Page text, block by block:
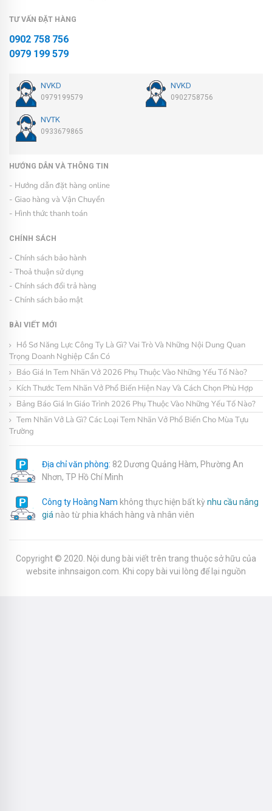
TƯ VẤN ĐẶT HÀNG
0902 758 756
0979 199 579
NVKD
0979199579
NVKD
0902758756
NVTK
0933679865
HƯỚNG DẪN VÀ THÔNG TIN
- Hướng dẫn đặt hàng online
- Giao hàng và Vận Chuyển
- Hình thức thanh toán
CHÍNH SÁCH
- Chính sách bảo hành
- Thoả thuận sử dụng
- Chính sách đổi trả hàng
- Chính sách bảo mật
BÀI VIẾT MỚI
Hồ Sơ Năng Lực Công Ty Là Gì? Vai Trò Và Những Nội Dung Quan
Trọng Doanh Nghiệp Cần Có
Báo Giá In Tem Nhãn Vở 2026 Phụ Thuộc Vào Những Yếu Tố Nào?
Kích Thước Tem Nhãn Vở Phổ Biến Hiện Nay Và Cách Chọn Phù Hợp
Bảng Báo Giá In Giáo Trình 2026 Phụ Thuộc Vào Những Yếu Tố Nào?
Tem Nhãn Vở Là Gì? Các Loại Tem Nhãn Vở Phổ Biến Cho Mùa Tựu
Trường
Địa chỉ văn phòng: 82 Dương Quảng Hàm, Phường An
Nhơn, TP Hồ Chí Minh
Công ty Hoàng Nam không thực hiện bất kỳnhu cầu nâng
giá nào từ phia khách hàng và nhân viên
Copyright © 2020. Nội dung bài viết trên trang thuộc sở hữu của
website inhnsaigon.com. Khi copy bài vui lòng để lại nguồn